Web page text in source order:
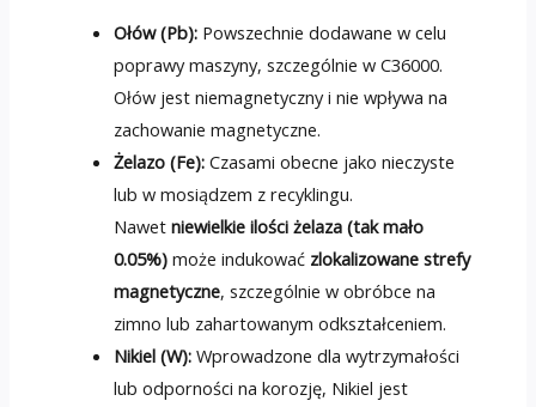
Ołów (Pb): Powszechnie dodawane w celu
poprawy maszyny, szczególnie w C36000.
Ołów jest niemagnetyczny i nie wpływa na
zachowanie magnetyczne.
Żelazo (Fe): Czasami obecne jako nieczyste
lub w mosiądzem z recyklingu.
Nawetniewielkie ilości żelaza (tak mało
0.05%) może indukować zlokalizowane strefy
magnetyczne, szczególnie w obróbce na
zimno lub zahartowanym odkształceniem.
Nikiel (W): Wprowadzone dla wytrzymałości
lub odporności na korozję, Nikiel jest